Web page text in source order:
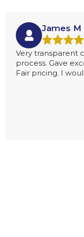
James M
Very transparent
process. Gave
Fair pricing. I